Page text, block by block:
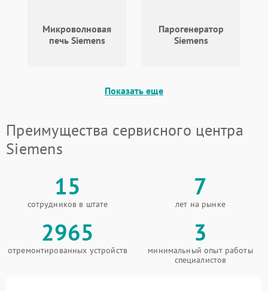
Микроволновая
печь Siemens
Парогенератор
Siemens
Показать еще
Преимущества сервисного центра
Siemens
15
сотрудников в штате
7
лет на рынке
2965
отремонтированных устройств
3
минимальный опыт работы
специалистов